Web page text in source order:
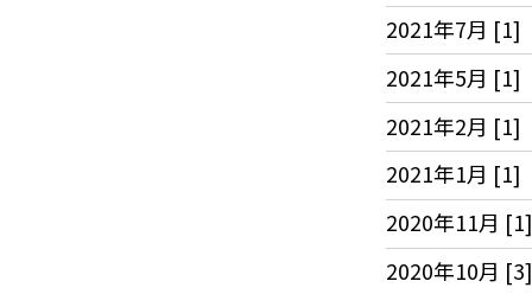
2021年7月 [1]
2021年5月 [1]
2021年2月 [1]
2021年1月 [1]
2020年11月 [1]
2020年10月 [3]